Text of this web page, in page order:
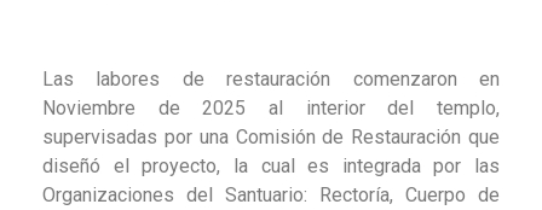
Las labores de restauración comenzaron en
Noviembre de 2025 al interior del templo,
supervisadas por una Comisión de Restauración que
diseñó el proyecto, la cual es integrada por las
Organizaciones del Santuario: Rectoría, Cuerpo de